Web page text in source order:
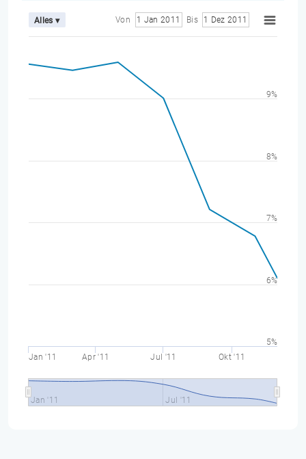
Alles ▾ Von 1 Jan 2011 Bis 1 Dez 2011
Jan '11 Apr '11 Jul '11 Okt '11
Jan '11 Jul '11
5%
6%
7%
8%
9%